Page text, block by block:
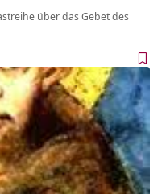
über das Gebet des